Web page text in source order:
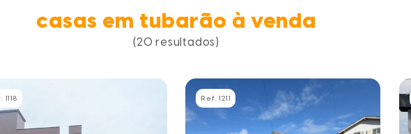
casas em tubarão à venda
(20 resultados)
1118 Ref. 1211